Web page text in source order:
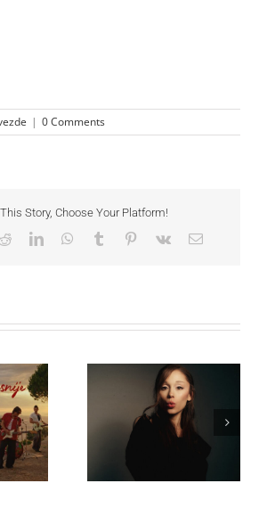
| 0 Comments
Story, Choose Your Platform!
RedditLinkedInWhatsApp
Tumblr Pinterest
Vk Email
Ariana Grande objavila
osmi studijski album